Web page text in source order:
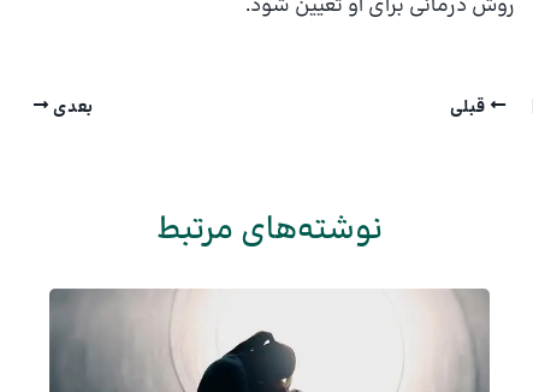
قبلی بعدی
نوشته‌های مرتبط